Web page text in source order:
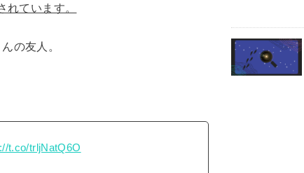
ています。
の友人。
t.co/trljNatQ6O